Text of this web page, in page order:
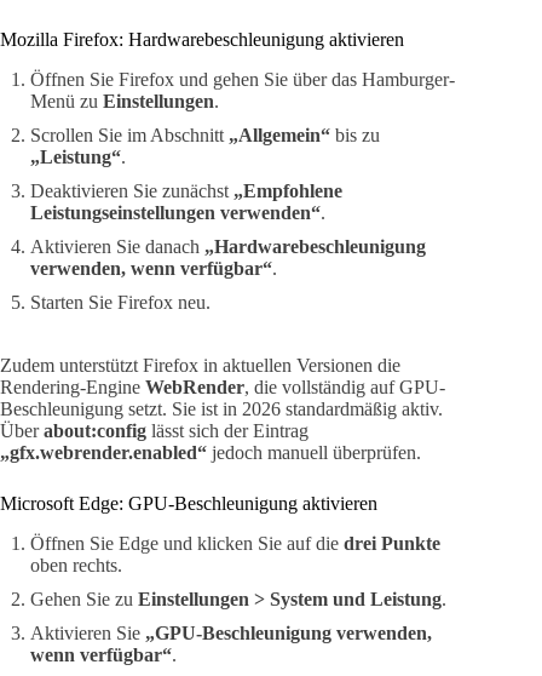
Mozilla Firefox: Hardwarebeschleunigung aktivieren
Öffnen Sie Firefox und gehen Sie über das Hamburger-
Menü zu Einstellungen.
Scrollen Sie im Abschnitt „Allgemein“ bis zu
„Leistung“.
Deaktivieren Sie zunächst „Empfohlene
Leistungseinstellungen verwenden“.
Aktivieren Sie danach „Hardwarebeschleunigung
verwenden, wenn verfügbar“.
Starten Sie Firefox neu.
Zudem unterstützt Firefox in aktuellen Versionen die
Rendering-Engine WebRender, die vollständig auf GPU-
Beschleunigung setzt. Sie ist in 2026 standardmäßig aktiv.
Überabout:config lässt sich der Eintrag
„gfx.webrender.enabled“ jedoch manuell überprüfen.
Microsoft Edge: GPU-Beschleunigung aktivieren
Öffnen Sie Edge und klicken Sie auf die drei Punkte
oben rechts.
Gehen Sie zu Einstellungen > System und Leistung.
Aktivieren Sie „GPU-Beschleunigung verwenden,
wenn verfügbar“.